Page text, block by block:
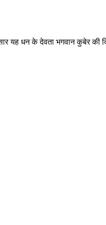
यह धन के देवता भगवान कुबेर की